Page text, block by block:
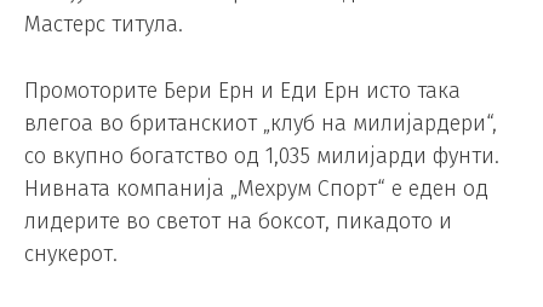
Мастерс титула.
Промоторите Бери Ерн и Еди Ерн исто така
влегоа во британскиот „клуб на милијардери“,
со вкупно богатство од 1,035 милијарди фунти.
Нивната компанија „Мехрум Спорт“ е еден од
лидерите во светот на боксот, пикадото и
снукерот.